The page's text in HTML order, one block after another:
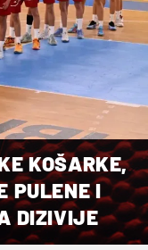
KOŠARKE,
PULENE I
DIZIVIJE